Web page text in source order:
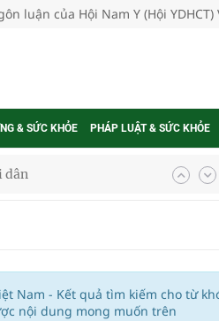
luận của Hội Nam Y (Hội YDHCT)
& SỨC KHỎE PHÁP LUẬT & SỨC KHỎE
dân
Nam - Kết quả tìm kiếm cho từ
nội dung mong muốn trên